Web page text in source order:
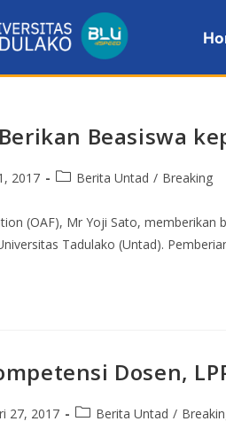
Beasiswa
2017 Berita Untad / Breaking
(OAF), Mr Yoji Sato,
Tadulako (Untad).
Dosen,
27, 2017 Berita Untad /